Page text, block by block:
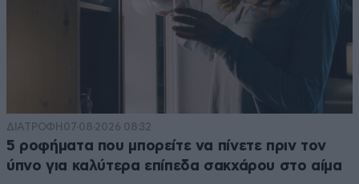
ΔΙΑΤΡΟΦΗ 07·08·2026 08:32
5 ροφήματα που μπορείτε να πίνετε πριν τον
ύπνο για καλύτερα επίπεδα σακχάρου στο αίμα